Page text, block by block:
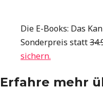
Die E-Books: Das
Sonderpreis statt
sichern.
Erfahre mehr